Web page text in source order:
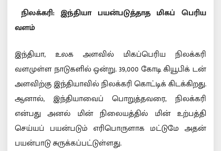
நிலக்கரி: இந்தியா பயன்படுத்தாத மிகப் பெரிய
வளம்
இந்தியா, உலக அளவில் மிகப்பெரிய நிலக்கரி
வளமுள்ள நாடுகளில் ஒன்று. 39,000 கோடி கியூபிக் டன்
அளவிற்கு இந்தியாவில் நிலக்கரி கொட்டிக் கிடக்கிறது.
ஆனால், இந்தியாவைப் பொறுத்தவரை, நிலக்கரி
என்பது அனல் மின் நிலையத்தில் மின் உற்பத்தி
செய்யப் பயன்படும் எரிபொருளாக மட்டுமே அதன்
பயன்பாடு சுருக்கப்பட்டுள்ளது.